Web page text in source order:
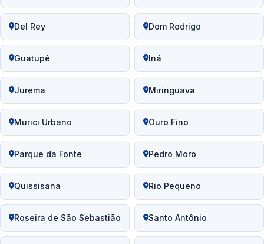
Del Rey Dom Rodrigo
Guatupê Iná
Jurema Miringuava
Murici Urbano Ouro Fino
Parque da Fonte Pedro Moro
Quissisana Rio Pequeno
Roseira de São Sebastião Santo Antônio